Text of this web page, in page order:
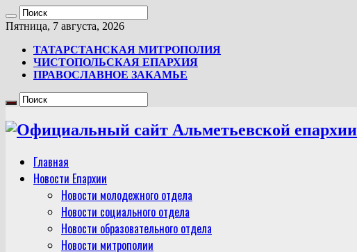
Пятница, 7 августа, 2026
ТАТАРСТАНСКАЯ МИТРОПОЛИЯ
ЧИСТОПОЛЬСКАЯ ЕПАРХИЯ
ПРАВОСЛАВНОЕ ЗАКАМЬЕ
Главная
Новости Епархии
Новости молодежного отдела
Новости социального отдела
Новости образовательного отдела
Новости митрополии